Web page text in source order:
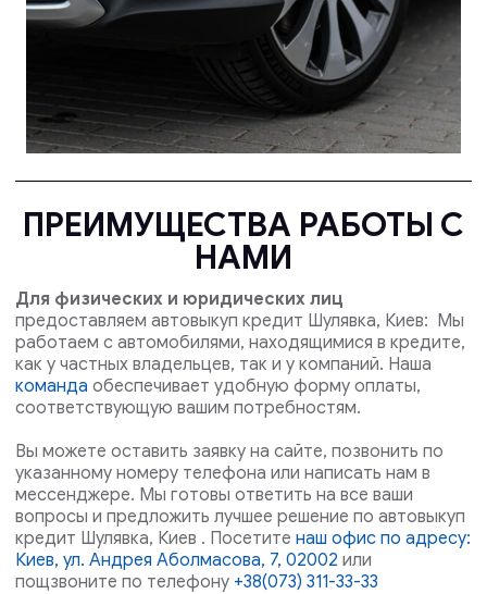
ПРЕИМУЩЕСТВА РАБОТЫ С
НАМИ
Для физических и юридических лиц
предоставляем автовыкуп кредит Шулявка, Киев: Мы
работаем с автомобилями, находящимися в кредите,
как у частных владельцев, так и у компаний. Наша
командаобеспечивает удобную форму оплаты,
соответствующую вашим потребностям.
Вы можете оставить заявку на сайте, позвонить по
указанному номеру телефона или написать нам в
мессенджере. Мы готовы ответить на все ваши
вопросы и предложить лучшее решение по автовыкуп
кредит Шулявка, Киев . Посетитенаш офис по адресу:
Киев, ул. Андрея Аболмасова, 7, 02002 или
пощзвоните по телефону +38(073) 311-33-33